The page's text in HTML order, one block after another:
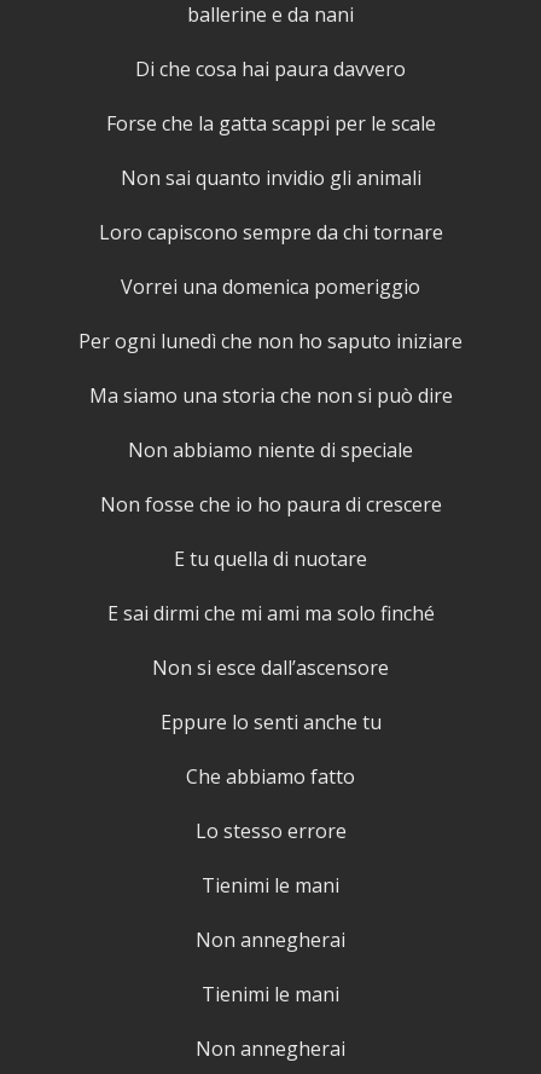
ballerine e da nani
Di che cosa hai paura davvero
Forse che la gatta scappi per le scale
Non sai quanto invidio gli animali
Loro capiscono sempre da chi tornare
Vorrei una domenica pomeriggio
Per ogni lunedì che non ho saputo iniziare
Ma siamo una storia che non si può dire
Non abbiamo niente di speciale
Non fosse che io ho paura di crescere
E tu quella di nuotare
E sai dirmi che mi ami ma solo finché
Non si esce dall’ascensore
Eppure lo senti anche tu
Che abbiamo fatto
Lo stesso errore
Tienimi le mani
Non annegherai
Tienimi le mani
Non annegherai